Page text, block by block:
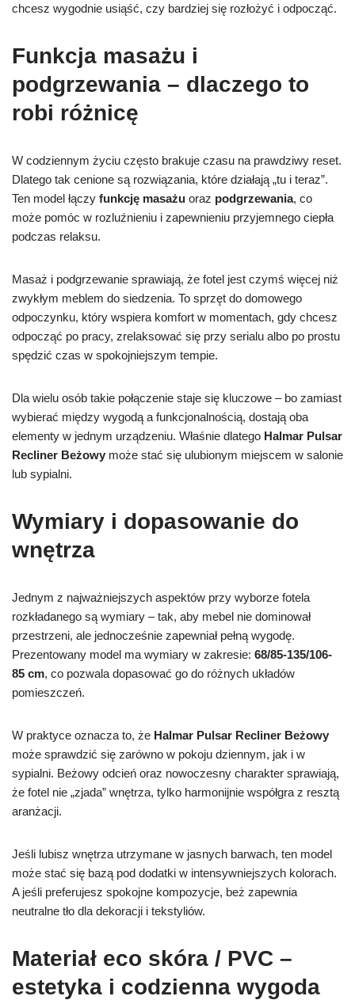
chcesz wygodnie usiąść, czy bardziej się rozłożyć i odpocząć.
Funkcja masażu i
podgrzewania – dlaczego to
robi różnicę
W codziennym życiu często brakuje czasu na prawdziwy reset.
Dlatego tak cenione są rozwiązania, które działają „tu i teraz”.
Ten model łączy funkcję masażu oraz podgrzewania, co
może pomóc w rozluźnieniu i zapewnieniu przyjemnego ciepła
podczas relaksu.
Masaż i podgrzewanie sprawiają, że fotel jest czymś więcej niż
zwykłym meblem do siedzenia. To sprzęt do domowego
odpoczynku, który wspiera komfort w momentach, gdy chcesz
odpocząć po pracy, zrelaksować się przy serialu albo po prostu
spędzić czas w spokojniejszym tempie.
Dla wielu osób takie połączenie staje się kluczowe – bo zamiast
wybierać między wygodą a funkcjonalnością, dostają oba
elementy w jednym urządzeniu. Właśnie dlatego Halmar Pulsar
Recliner Beżowy może stać się ulubionym miejscem w salonie
lub sypialni.
Wymiary i dopasowanie do
wnętrza
Jednym z najważniejszych aspektów przy wyborze fotela
rozkładanego są wymiary – tak, aby mebel nie dominował
przestrzeni, ale jednocześnie zapewniał pełną wygodę.
Prezentowany model ma wymiary w zakresie: 68/85-135/106-
85 cm, co pozwala dopasować go do różnych układów
pomieszczeń.
W praktyce oznacza to, że Halmar Pulsar Recliner Beżowy
może sprawdzić się zarówno w pokoju dziennym, jak i w
sypialni. Beżowy odcień oraz nowoczesny charakter sprawiają,
że fotel nie „zjada” wnętrza, tylko harmonijnie współgra z resztą
aranżacji.
Jeśli lubisz wnętrza utrzymane w jasnych barwach, ten model
może stać się bazą pod dodatki w intensywniejszych kolorach.
A jeśli preferujesz spokojne kompozycje, beż zapewnia
neutralne tło dla dekoracji i tekstyliów.
Materiał eco skóra / PVC –
estetyka i codzienna wygoda